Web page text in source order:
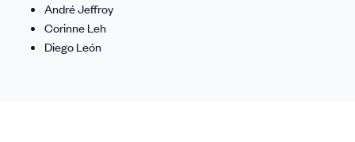
André Jeffroy
Corinne Leh
Diego León